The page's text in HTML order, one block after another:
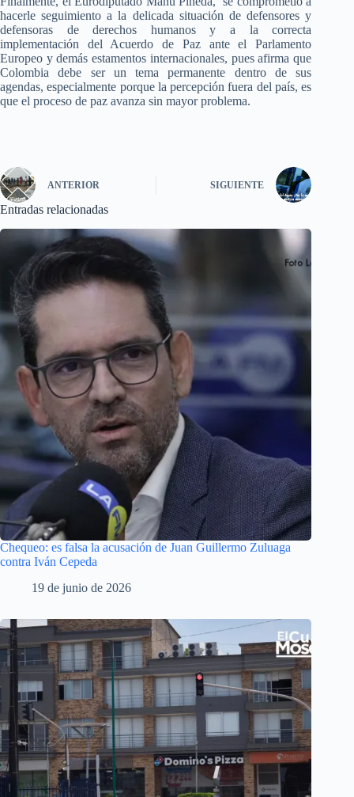
hacerle seguimiento a la delicada situación de defensores y
defensoras de derechos humanos y a la correcta
implementación del Acuerdo de Paz ante el Parlamento
Europeo y demás estamentos internacionales, pues afirma que
Colombia debe ser un tema permanente dentro de sus
agendas, especialmente porque la percepción fuera del país, es
que el proceso de paz avanza sin mayor problema.
ANTERIOR SIGUIENTE
Entradas relacionadas
Chequeo: es falsa la acusación de Juan Guillermo Zuluaga
contra Iván Cepeda
19 de junio de 2026